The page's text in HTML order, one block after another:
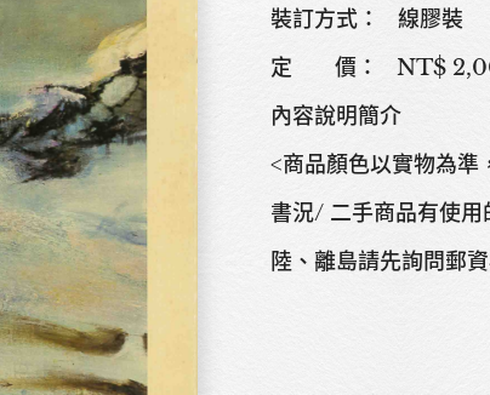
裝訂方式： 線膠裝
定 價： NT$
內容說明簡介
<商品顏色以實物
書況/ 二手商品有使
陸、離島請先詢問郵